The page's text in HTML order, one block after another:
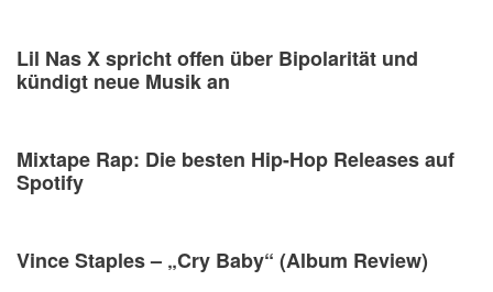
Lil Nas X spricht offen über Bipolarität und
kündigt neue Musik an
Mixtape Rap: Die besten Hip-Hop Releases auf
Spotify
Vince Staples – „Cry Baby“ (Album Review)